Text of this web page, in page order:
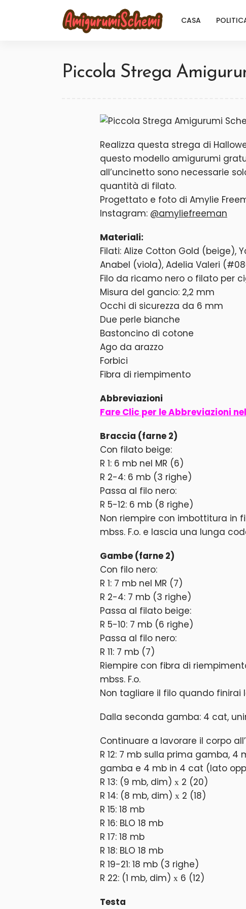
CASA
Piccola Strega
Realizza questa strega di
questo modello amigurumi
all’uncinetto sono necessarie
quantità di filato.
Progettato e foto di Amylie
Instagram: @amyliefreeman
Materiali:
Filati: Alize Cotton Gold (beige),
Anabel (viola), Adelia Valeri
Filo da ricamo nero o filato per
Misura del gancio: 2,2 mm
Occhi di sicurezza da 6 mm
Due perle bianche
Bastoncino di cotone
Ago da arazzo
Forbici
Fibra di riempimento
Abbreviazioni
Fare Clic per le Abbreviazioni
Braccia (farne 2)
Con filato beige:
R 1: 6 mb nel MR (6)
R 2-4: 6 mb (3 righe)
Passa al filo nero:
R 5-12: 6 mb (8 righe)
Non riempire con imbottitura in
mbss. F.o. e lascia una lunga
Gambe (farne 2)
Con filo nero:
R 1: 7 mb nel MR (7)
R 2-4: 7 mb (3 righe)
Passa al filato beige:
R 5-10: 7 mb (6 righe)
Passa al filo nero:
R 11: 7 mb (7)
Riempire con fibra di
mbss. F.o.
Non tagliare il filo quando finirai
Dalla seconda gamba: 4 cat,
Continuare a lavorare il corpo
R 12: 7 mb sulla prima gamba,
gamba e 4 mb in 4 cat (lato
R 13: (9 mb, dim) х 2 (20)
R 14: (8 mb, dim) х 2 (18)
R 15: 18 mb
R 16: BLO 18 mb
R 17: 18 mb
R 18: BLO 18 mb
R 19-21: 18 mb (3 righe)
R 22: (1 mb, dim) х 6 (12)
Testa